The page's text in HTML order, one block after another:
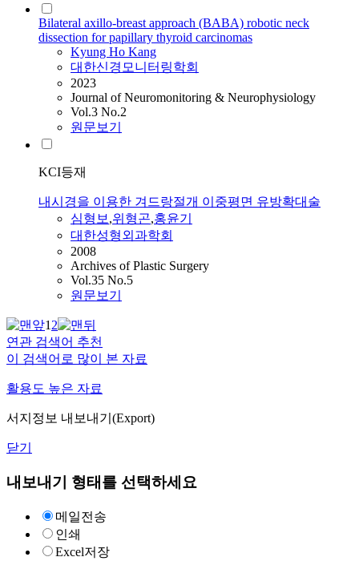
Bilateral axillo-breast approach (BABA) robotic neck
dissection for papillary thyroid carcinomas
Kyung Ho Kang
대한신경모니터링학회
2023
Journal of Neuromonitoring & Neurophysiology
Vol.3 No.2
원문보기
KCI등재
내시경을 이용한 겨드랑절개 이중평면 유방확대술
심형보,위형곤,홍윤기
대한성형외과학회
2008
Archives of Plastic Surgery
Vol.35 No.5
원문보기
12
연관 검색어 추천
이 검색어로 많이 본 자료
활용도 높은 자료
서지정보 내보내기(Export)
닫기
내보내기 형태를 선택하세요
메일전송
인쇄
Excel저장